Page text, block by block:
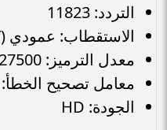
التردد: 11823
الاستقطاب: عمودي (V)
معدل الترميز: 27500
معامل تصحيح الخطأ: 5/6
الجودة: HD